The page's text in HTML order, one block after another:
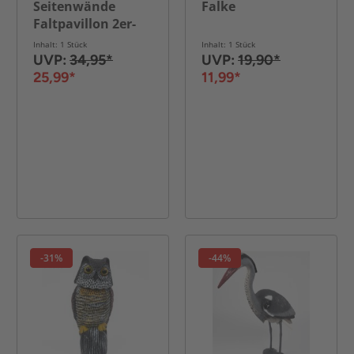
Seitenwände
Faltpavillon 2er-
Set Blau 3x2m
Inhalt: 1 Stück
UVP: 34,95*
25,99*
Falke
Inhalt: 1 Stück
UVP: 19,90*
11,99*
-31% -44%